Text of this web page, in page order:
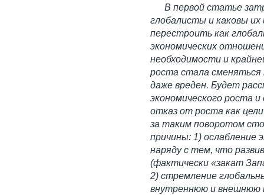
В первой статье
глобалисты и каковы
перестроить как
экономических
необходимости и
роста стала
даже вреден. Будет
экономического роста
отказ от роста как
за таким поворотом
причины: 1) ослабление
наряду с тем, что
(фактически «закат
2) стремление
внутреннюю и